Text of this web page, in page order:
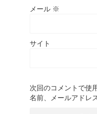
メール ※
サイト
次回のコメントで使
名前、メールアドレ